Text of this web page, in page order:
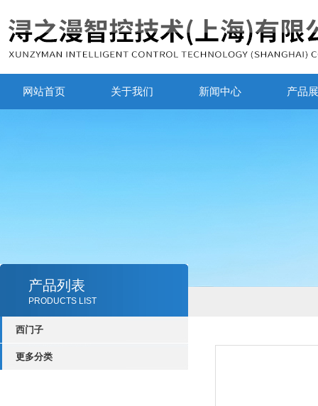
网站首页 关于我们 新闻中心 产品
产品列表
PRODUCTS LIST
西门子
更多分类